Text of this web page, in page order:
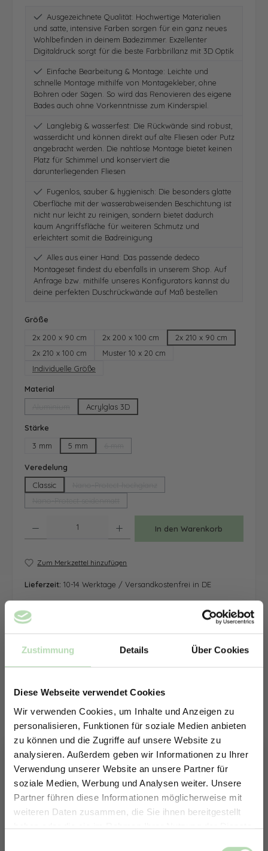
Zustimmung Details Über Cookies
Diese Webseite verwendet Cookies
Wir verwenden Cookies, um Inhalte und Anzeigen zu
personalisieren, Funktionen für soziale Medien anbieten
zu können und die Zugriffe auf unsere Website zu
analysieren. Außerdem geben wir Informationen zu Ihrer
Verwendung unserer Website an unsere Partner für
soziale Medien, Werbung und Analysen weiter. Unsere
Partner führen diese Informationen möglicherweise mit
weiteren Daten zusammen, die Sie ihnen bereitgestellt
haben oder die sie im Rahmen Ihrer Nutzung der Dienste
Ausgezeichnete Qualität: Hochwertige Materialien
und satte, intensive Farben sorgen für ein ganz neues
Wohlbefinden in deinem Badezimmer. Exzellenter
Digitaldruck sorgt für die beste Farbbrillanz mit 3D Optik
Einfache Bearbeitung & Montage: Leichte und
schnelle Montage mithilfe von Montagekleber, ohne
Bohren oder Sägen. So wird das Renovieren des eigene
Bades auch ohne Vorkenntnisse zum Kinderspiel.
Langlebig & wasserfest: Die Rückwände sind robust,
wasserdicht und können direkt auf alte Fliesen oder Putz
angebracht werden. Die nahtlose Montage bietet keinen
Platz für Schimmel und konserviert die
darunterliegenden Fliesen
Fugenlos, sauber & hygienisch: Die besonders glatte
Oberfläche mit der wasserabweisenden Beschichtung ist
nicht nur leicht zu reinigen, sondern bietet dadurch
kaum Angriffsfläche für weiteren Schmutz und
erleichtert somit die Badreinigung
Alles aus einer Hand: Das passende dedeco
Montageset findest du ebenfalls in unserem Shop. Auf
Anfrage bzw. mithilfe unseres Konfigurators kannst du
deine perfekten Duschrückwände auf Maß bestellen
Größe
2x 200 x 90 cm
2x 200 x 100 cm
2x 210 x 90 cm
2x 210 x 100 cm
Muster 10 x 20 cm
Individuelle Größe
Material
(Diese Option ist zurzeit nicht verfügbar.)
Acrylglas 3D
Stärke
3 mm
5 mm
Veredelung
Classic
In den Warenkorb
Zum Merkzettel hinzufügen
Lieferzeit: 10-14 Werktage / Versandkostenfrei in DE
ERHALTE 5% RABATT AUF
DEINE RÜCKWÄNDE